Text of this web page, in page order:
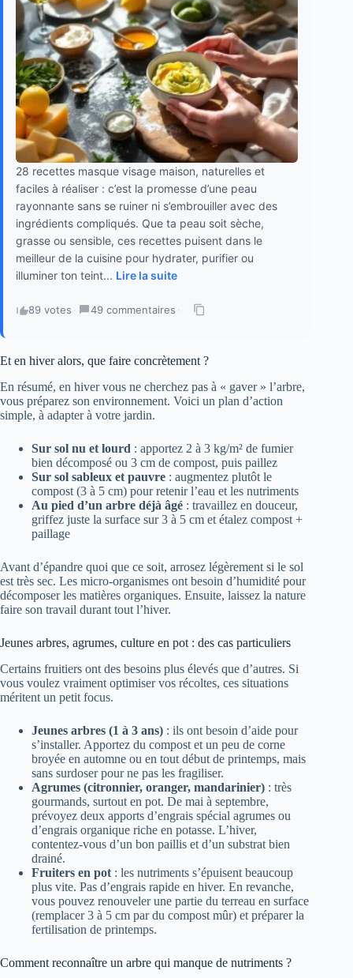
28 recettes masque visage maison, naturelles et
faciles à réaliser : c’est la promesse d’une peau
rayonnante sans se ruiner ni s’embrouiller avec des
ingrédients compliqués. Que ta peau soit sèche,
grasse ou sensible, ces recettes puisent dans le
meilleur de la cuisine pour hydrater, purifier ou
illuminer ton teint... Lire la suite
89 votes · 49 commentaires ·
Et en hiver alors, que faire concrètement ?
En résumé, en hiver vous ne cherchez pas à « gaver » l’arbre,
vous préparez son environnement. Voici un plan d’action
simple, à adapter à votre jardin.
Sur sol nu et lourd : apportez 2 à 3 kg/m² de fumier
bien décomposé ou 3 cm de compost, puis paillez
Sur sol sableux et pauvre : augmentez plutôt le
compost (3 à 5 cm) pour retenir l’eau et les nutriments
Au pied d’un arbre déjà âgé : travaillez en douceur,
griffez juste la surface sur 3 à 5 cm et étalez compost +
paillage
Avant d’épandre quoi que ce soit, arrosez légèrement si le sol
est très sec. Les micro-organismes ont besoin d’humidité pour
décomposer les matières organiques. Ensuite, laissez la nature
faire son travail durant tout l’hiver.
Jeunes arbres, agrumes, culture en pot : des cas particuliers
Certains fruitiers ont des besoins plus élevés que d’autres. Si
vous voulez vraiment optimiser vos récoltes, ces situations
méritent un petit focus.
Jeunes arbres (1 à 3 ans) : ils ont besoin d’aide pour
s’installer. Apportez du compost et un peu de corne
broyée en automne ou en tout début de printemps, mais
sans surdoser pour ne pas les fragiliser.
Agrumes (citronnier, oranger, mandarinier) : très
gourmands, surtout en pot. De mai à septembre,
prévoyez deux apports d’engrais spécial agrumes ou
d’engrais organique riche en potasse. L’hiver,
contentez-vous d’un bon paillis et d’un substrat bien
drainé.
Fruiters en pot : les nutriments s’épuisent beaucoup
plus vite. Pas d’engrais rapide en hiver. En revanche,
vous pouvez renouveler une partie du terreau en surface
(remplacer 3 à 5 cm par du compost mûr) et préparer la
fertilisation de printemps.
Comment reconnaître un arbre qui manque de nutriments ?